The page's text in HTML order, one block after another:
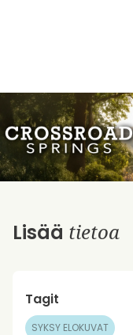
Lisää tietoa
Tagit
SYKSY ELOKUVAT